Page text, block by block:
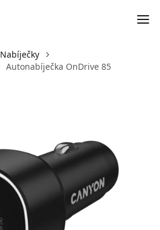
Nabíječky
Autonabíječka OnDrive 85